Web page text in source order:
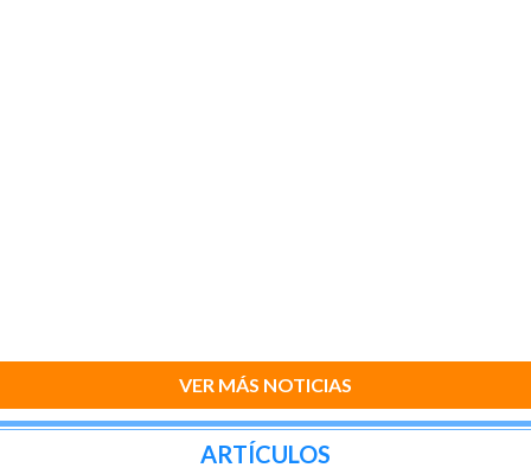
VER MÁS NOTICIAS
ARTÍCULOS